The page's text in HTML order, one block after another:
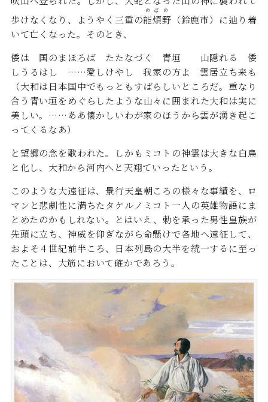
歩けなくなり、ようやく三重の能煩野
のぼの
（鈴鹿市）に辿り着
いて亡くなった。そのとき、
倭は 国のまほろば たたなづく 青垣 山隠れる 倭
しうるはし ……愛しけやし 我家の方よ 雲居立ち来も
（大和は日本国中でもっともすばらしいところだ。重なり
合う青い垣をめぐらしたような山々に囲まれた大和は実に
美しい。……ああ懐かしいわが家のほうから雲が湧き起こ
ってくるなあ）
と望郷の念を歌われた。しかもミコトの神霊は大きな白鳥
と化し、大和から河内へと天翔ていったという。
このような大遠征は、景行天皇朝ころの様々な事績を、ロ
マンと悲劇性に満ちたタケルノミコト一人の英雄物語にま
とめたのかもしれない。とはいえ、勅を承った男性皇族が
先頭に立ち、神威を仰ぎながら命懸けで各地へ遠征して、
およそ４世紀前半ころ、日本列島の大半を統一するに至っ
たことは、大筋において確かであろう。